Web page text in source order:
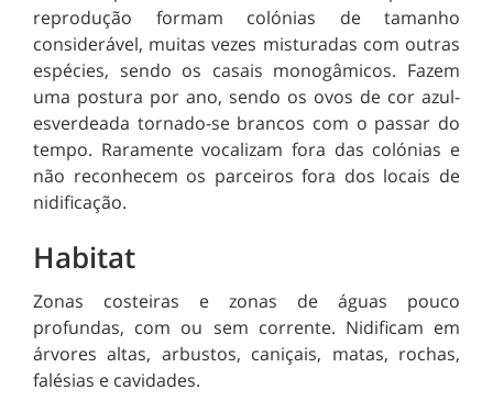
reprodução formam colónias de tamanho
considerável, muitas vezes misturadas com outras
espécies, sendo os casais monogâmicos. Fazem
uma postura por ano, sendo os ovos de cor azul-
esverdeada tornado-se brancos com o passar do
tempo. Raramente vocalizam fora das colónias e
não reconhecem os parceiros fora dos locais de
nidificação.
Habitat
Zonas costeiras e zonas de águas pouco
profundas, com ou sem corrente. Nidificam em
árvores altas, arbustos, caniçais, matas, rochas,
falésias e cavidades.